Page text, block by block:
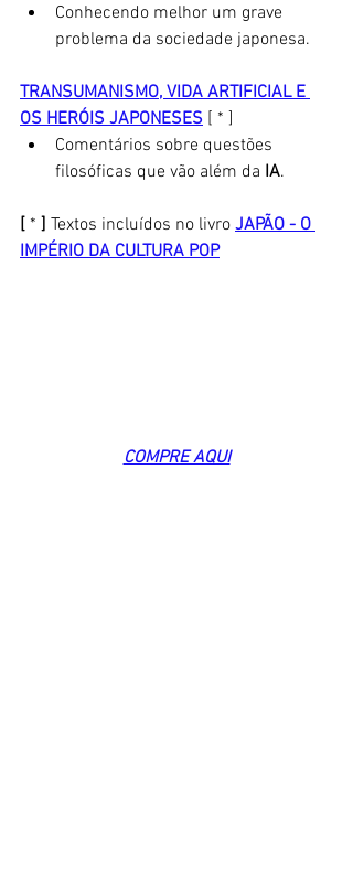
Conhecendo melhor um grave
problema da sociedade japonesa.
TRANSUMANISMO, VIDA ARTIFICIAL E
OS HERÓIS JAPONESES [ * ]
Comentários sobre questões
filosóficas que vão além da IA.
[ * ] Textos incluídos no livro JAPÃO - O
IMPÉRIO DA CULTURA POP
COMPRE AQUI